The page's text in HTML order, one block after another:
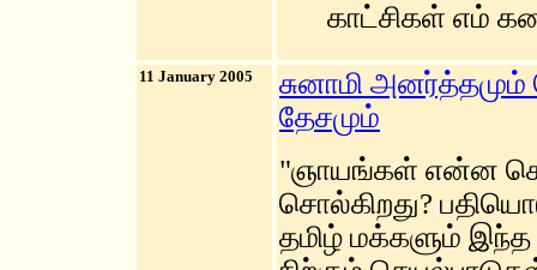
காட்சிகள் எம்
11 January 2005
சுனாமி
தேசமும்
"ஞாயங்கள் என்ன
சொல்கிறது?
தமிழ் மக்களும்